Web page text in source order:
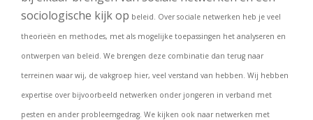
sociologische kijk op beleid. Over sociale netwerken heb je veel
theorieën en methodes, met als mogelijke toepassingen het analyseren en
ontwerpen van beleid. We brengen deze combinatie dan terug naar
terreinen waar wij, de vakgroep hier, veel verstand van hebben. Wij hebben
expertise over bijvoorbeeld netwerken onder jongeren in verband met
pesten en ander probleemgedrag. We kijken ook naar netwerken met